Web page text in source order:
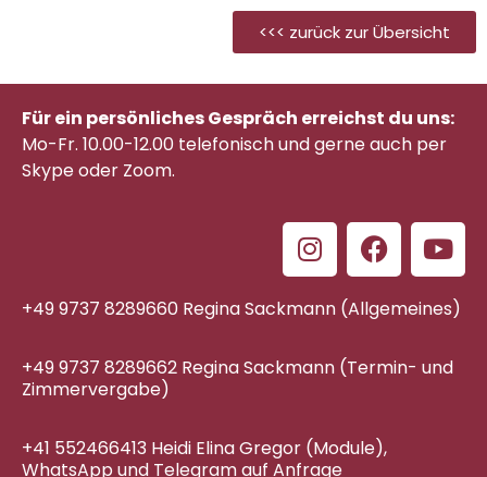
<<< zurück zur Übersicht
Für ein persönliches Gespräch erreichst du uns:
Mo-Fr. 10.00-12.00 telefonischund gerne auch per
Skype oder Zoom.
+49 9737 8289660 Regina Sackmann (Allgemeines)
+49 9737 8289662 Regina Sackmann (Termin- und
Zimmervergabe)
+41 552466413 Heidi Elina Gregor (Module),
WhatsApp und Telegram auf Anfrage